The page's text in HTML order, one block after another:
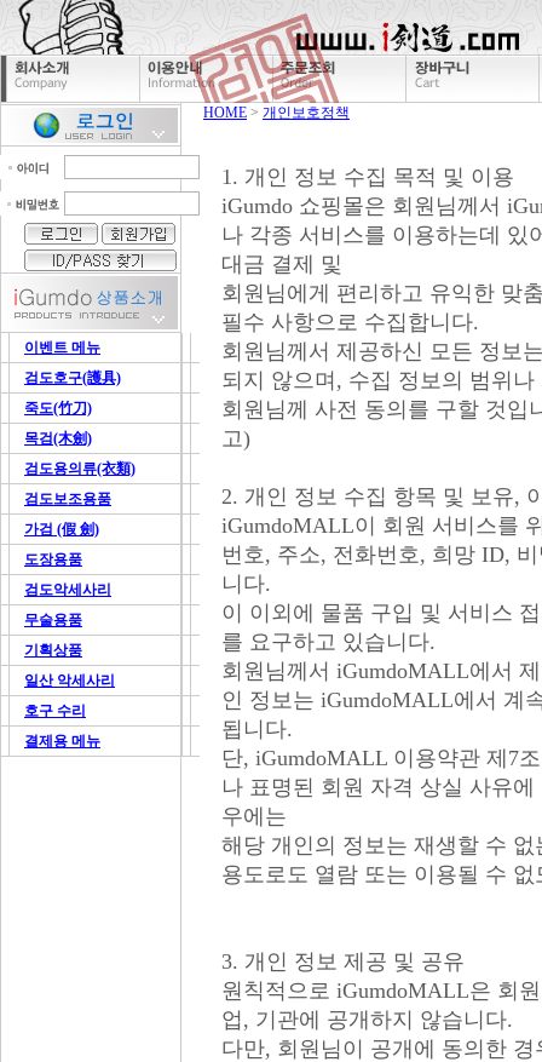
이벤트 메뉴
검도호구(護具)
죽도(竹刀)
목검(木劍)
검도용의류(衣類)
검도보조용품
가검 (假 劍)
도장용품
검도악세사리
무술용품
기획상품
일산 악세사리
호구 수리
결제용 메뉴
HOME > 개인보호정책
1. 개인 정보 수집 목적 및 이용
iGumdo 쇼핑몰은 회원님께서
나 각종 서비스를 이용하는데 있
대금 결제 및
회원님에게 편리하고 유익한 맞
필수 사항으로 수집합니다.
회원님께서 제공하신 모든 정보
되지 않으며, 수집 정보의 범위
회원님께 사전 동의를 구할 것입
고)
2. 개인 정보 수집 항목 및 보유,
iGumdoMALL이 회원 서비스를
번호, 주소, 전화번호, 희망 ID,
니다.
이 이외에 물품 구입 및 서비스
를 요구하고 있습니다.
회원님께서 iGumdoMALL에서
인 정보는 iGumdoMALL에서 계
됩니다.
단, iGumdoMALL 이용약관 제7
나 표명된 회원 자격 상실 사유
우에는
해당 개인의 정보는 재생할 수
용도로도 열람 또는 이용될 수
3. 개인 정보 제공 및 공유
원칙적으로 iGumdoMALL은 회
업, 기관에 공개하지 않습니다.
다만, 회원님이 공개에 동의한